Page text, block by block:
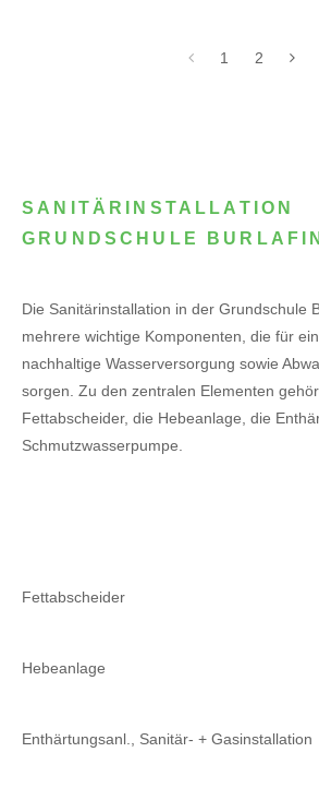
1 2
SANITÄRINSTALLATION
GRUNDSCHULE
Die Sanitärinstallation in der Grundschule
mehrere wichtige Komponenten, die für
nachhaltige Wasserversorgung sowie
sorgen. Zu den zentralen Elementen
Fettabscheider, die Hebeanlage, die
Schmutzwasserpumpe.
Fettabscheider
Hebeanlage
Enthärtungsanl., Sanitär- + Gasinstallation